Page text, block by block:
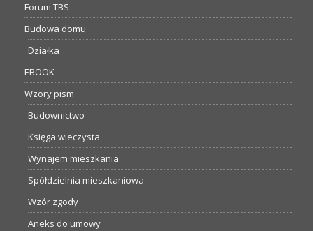
Forum TBS
Budowa domu
Działka
EBOOK
Wzory pism
Budownictwo
Księga wieczysta
Wynajem mieszkania
Spółdzielnia mieszkaniowa
Wzór zgody
Aneks do umowy